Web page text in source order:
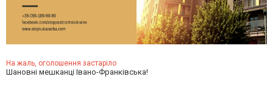
На жаль, оголошення застаріло
Шановні мешканці Івано-Франківська!